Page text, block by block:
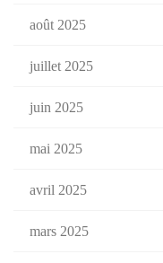
août 2025
juillet 2025
juin 2025
mai 2025
avril 2025
mars 2025